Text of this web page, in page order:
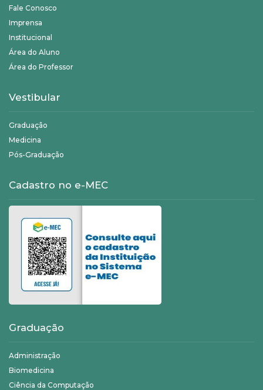
Fale Conosco
Imprensa
Institucional
Área do Aluno
Área do Professor
Vestibular
Graduação
Medicina
Pós-Graduação
Cadastro no e-MEC
Graduação
Administração
Biomedicina
Ciência da Computação